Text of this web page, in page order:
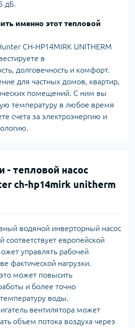
дБ.
именно этот тепловой
CH-HP14MIRK UNITHERM
в
долговечность и комфорт.
для частных домов, квартир,
помещений. С ним вы
температуру в любое время
счета за электроэнергию и
- тепловой насос
ch-hp14mirk unitherm
водяной инверторный насос
соответствует европейской
управлять рабочей
фактической нагрузки.
может повысить
и более точно
воды.
вентилятора может
объем потока воздуха через